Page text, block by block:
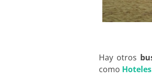
Hay otros
como